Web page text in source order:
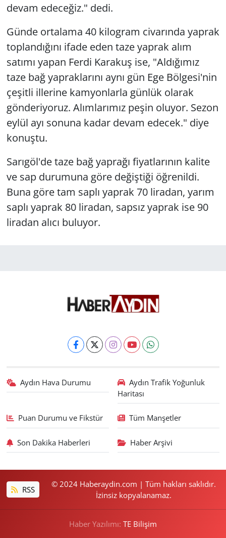
devam edeceğiz." dedi.
Günde ortalama 40 kilogram civarında yaprak
toplandığını ifade eden taze yaprak alım
satımı yapan Ferdi Karakuş ise, "Aldığımız
taze bağ yapraklarını aynı gün Ege Bölgesi'nin
çeşitli illerine kamyonlarla günlük olarak
gönderiyoruz. Alımlarımız peşin oluyor. Sezon
eylül ayı sonuna kadar devam edecek." diye
konuştu.
Sarıgöl'de taze bağ yaprağı fiyatlarının kalite
ve sap durumuna göre değiştiği öğrenildi.
Buna göre tam saplı yaprak 70 liradan, yarım
saplı yaprak 80 liradan, sapsız yaprak ise 90
liradan alıcı buluyor.
Aydın Hava Durumu
Aydın Trafik Yoğunluk
Haritası
Puan Durumu ve Fikstür Tüm Manşetler
Son Dakika Haberleri Haber Arşivi
RSS
© 2024 Haberaydin.com | Tüm hakları saklıdır.
İzinsiz kopyalanamaz.
Haber Yazılımı: TE Bilişim